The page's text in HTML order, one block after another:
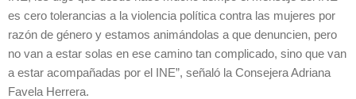
es cero tolerancias a la violencia política contra las mujeres por
razón de género y estamos animándolas a que denuncien, pero
no van a estar solas en ese camino tan complicado, sino que van
a estar acompañadas por el INE”, señaló la Consejera Adriana
Favela Herrera.